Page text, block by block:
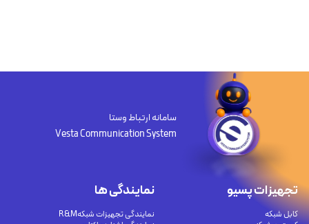
سامانه ارتباط وستا
Vesta Communication System
تجهیزات پسیو
کابل شبکه
نمایندگی ها
نمایندگی تجهیزات شبکهR&M